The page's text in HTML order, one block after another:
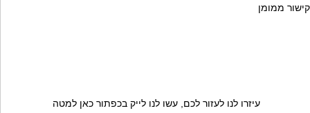
קישור ממומן
עיזרו לנו לעזור לכם, עשו לנו לייק בכפתור כאן למטה